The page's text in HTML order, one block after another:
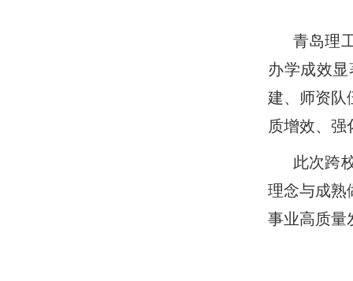
青岛理
办学成效
建、师资队
质增效、
此次跨
理念与成熟
事业高质量